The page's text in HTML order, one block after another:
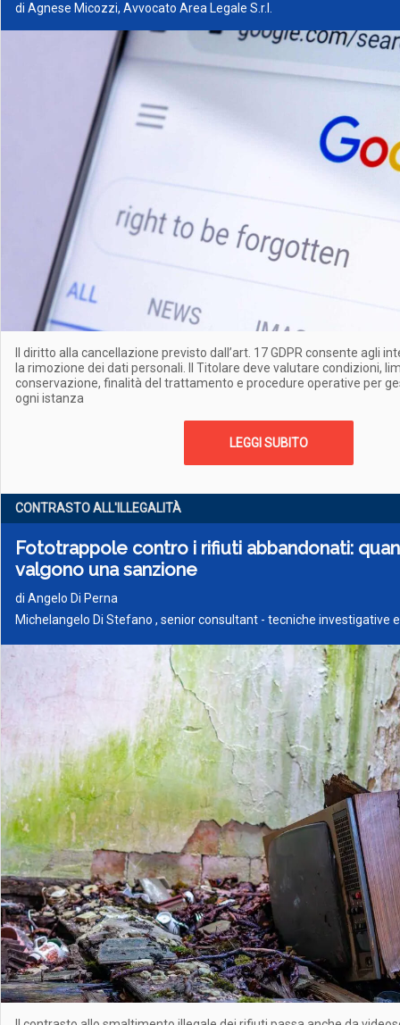
di Agnese Micozzi, Avvocato Area Legale S.r.l.
Il diritto alla cancellazione previsto dall’art. 17 GDPR consente agli
la rimozione dei dati personali. Il Titolare deve valutare condizioni,
conservazione, finalità del trattamento e procedure operative per
ogni istanza
LEGGI SUBITO
CONTRASTO ALL'ILLEGALITÀ
Fototrappole contro i rifiuti abbandonati:
valgono una sanzione
di Angelo Di Perna
Michelangelo Di Stefano , senior consultant - tecniche investigative